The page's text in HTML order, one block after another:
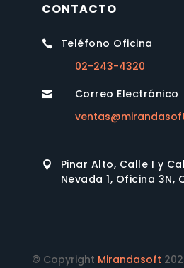
CONTACTO

Teléfono Oficina
02-243-4320

Correo Electrónico

Pinar Alto, Calle I y
Nevada 1, Oficina 3N,
© Copyright Mirandasoft